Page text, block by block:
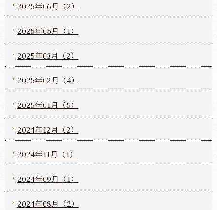
2025年06月（2）
2025年05月（1）
2025年03月（2）
2025年02月（4）
2025年01月（5）
2024年12月（2）
2024年11月（1）
2024年09月（1）
2024年08月（2）